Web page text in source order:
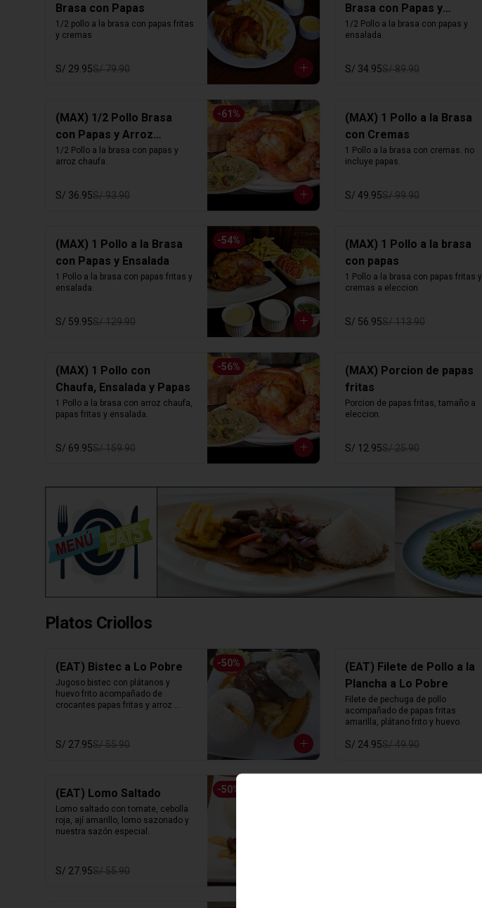
Brasa con Papas
1/2 pollo a la brasa con papas fritas
y cremas
S/ 29.95S/ 79.90
Brasa con Papas y
Ensalada
1/2 Pollo a la brasa con papas y
ensalada.
S/ 34.95S/ 89.90
-61 %
(MAX) 1/2 Pollo Brasa
con Papas y Arroz
Chaufa
1/2 Pollo a la brasa con papas y
arroz chaufa.
S/ 36.95S/ 93.90
(MAX) 1 Pollo a la Brasa
con Cremas
1 Pollo a la brasa con cremas. no
incluye papas.
S/ 49.95S/ 99.90
-54%
(MAX) 1 Pollo a la Brasa
con Papas y Ensalada
1 Pollo a la brasa con papas fritas y
ensalada.
S/ 59.95S/ 129.90
(MAX) 1 Pollo a la brasa
con papas
1 Pollo a la brasa con papas fritas y
cremas a eleccion
S/ 56.95S/ 113.90
-56%
(MAX) 1 Pollo con
Chaufa, Ensalada y Papas
1 Pollo a la brasa con arroz chaufa,
papas fritas y ensalada.
S/ 69.95S/ 159.90
(MAX) Porcion de papas
fritas
Porcion de papas fritas, tamaño a
eleccion.
S/ 12.95S/ 25.90
Platos Criollos
-50%
(EAT) Bistec a Lo Pobre
Jugoso bistec con plátanos y
huevo frito acompañado de
crocantes papas fritas y arroz
S/ 27.95S/ 55.90
(EAT) Filete de Pollo a la
Plancha a Lo Pobre
Filete de pechuga de pollo
acompañado de papas fritas
amarilla, plátano frito y huevo.
S/ 24.95S/ 49.90
-50%
(EAT) Lomo Saltado
Lomo saltado con tomate, cebolla
roja, ají amarillo, lomo sazonado y
nuestra sazón especial.
S/ 27.95S/ 55.90